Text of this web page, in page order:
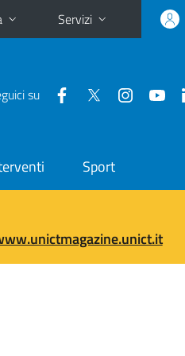
Servizi
su
Sport